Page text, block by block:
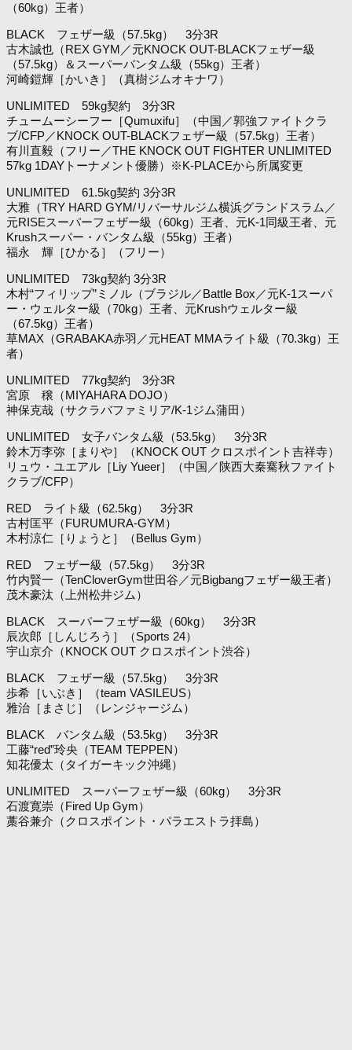
（60kg）王者）
BLACK フェザー級（57.5kg） 3分3R
古木誠也（REX GYM／元KNOCK OUT-BLACKフェザー級
（57.5kg）＆スーパーバンタム級（55kg）王者）
河崎鎧輝［かいき］（真樹ジムオキナワ）
UNLIMITED 59kg契約 3分3R
チュームーシーフー［Qumuxifu］（中国／郭強ファイトクラ
ブ/CFP／KNOCK OUT-BLACKフェザー級（57.5kg）王者）
有川直毅（フリー／THE KNOCK OUT FIGHTER UNLIMITED
57kg 1DAYトーナメント優勝）※K-PLACEから所属変更
UNLIMITED 61.5kg契約 3分3R
大雅（TRY HARD GYM/リバーサルジム横浜グランドスラム／
元RISEスーパーフェザー級（60kg）王者、元K-1同級王者、元
Krushスーパー・バンタム級（55kg）王者）
福永 輝［ひかる］（フリー）
UNLIMITED 73kg契約 3分3R
木村“フィリップ”ミノル（ブラジル／Battle Box／元K-1スーパ
ー・ウェルター級（70kg）王者、元Krushウェルター級
（67.5kg）王者）
草MAX（GRABAKA赤羽／元HEAT MMAライト級（70.3kg）王
者）
UNLIMITED 77kg契約 3分3R
宮原 穣（MIYAHARA DOJO）
神保克哉（サクラバファミリア/K-1ジム蒲田）
UNLIMITED 女子バンタム級（53.5kg） 3分3R
鈴木万李弥［まりや］（KNOCK OUT クロスポイント吉祥寺）
リュウ・ユエアル［Liy Yueer］（中国／陕西大秦騫秋ファイト
クラブ/CFP）
RED ライト級（62.5kg） 3分3R
古村匡平（FURUMURA-GYM）
木村涼仁［りょうと］（Bellus Gym）
RED フェザー級（57.5kg） 3分3R
竹内賢一（TenCloverGym世田谷／元Bigbangフェザー級王者）
茂木豪汰（上州松井ジム）
BLACK スーパーフェザー級（60kg） 3分3R
辰次郎［しんじろう］（Sports 24）
宇山京介（KNOCK OUT クロスポイント渋谷）
BLACK フェザー級（57.5kg） 3分3R
歩希［いぶき］（team VASILEUS）
雅治［まさじ］（レンジャージム）
BLACK バンタム級（53.5kg） 3分3R
工藤“red”玲央（TEAM TEPPEN）
知花優太（タイガーキック沖縄）
UNLIMITED スーパーフェザー級（60kg） 3分3R
石渡寛崇（Fired Up Gym）
藁谷兼介（クロスポイント・パラエストラ拝島）